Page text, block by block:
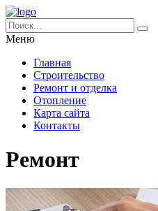
Меню
Главная
Строительство
Ремонт и отделка
Отопление
Карта сайта
Контакты
Ремонт